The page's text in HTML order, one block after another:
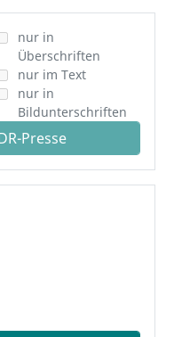
nur in
Überschriften
nur im Text
nur in
Bildunterschriften
Presse